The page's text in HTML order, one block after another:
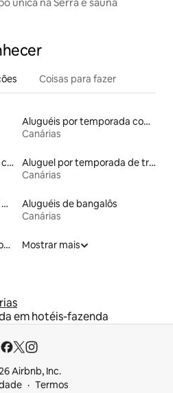
Coisas para fazer
Aluguéis por temporada com acesso à praia
Canárias
Aluguel por temporada de casas na terra
Aluguel por temporada de trailers
Canárias
Aluguel por temporada de microcasas
Aluguéis de bangalôs
Canárias
Aluguéis por temporada com sauna
Mostrar mais
em hotéis-fazenda
Airbnb, Inc.
Termos